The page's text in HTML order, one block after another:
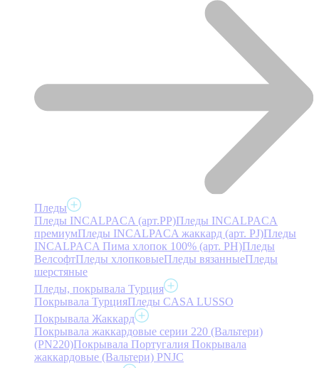
Пледы
Пледы INCALPACA (арт.PP)Пледы INCALPACA
премиумПледы INCALPACA жаккард (арт. PJ)Пледы
INCALPACA Пима хлопок 100% (арт. PH)Пледы
ВелсофтПледы хлопковыеПледы вязанныеПледы
шерстяные
Пледы, покрывала Турция
Покрывала ТурцияПледы CASA LUSSO
Покрывала Жаккард
Покрывала жаккардовые серии 220 (Вальтери)
(PN220)Покрывала Португалия Покрывала
жаккардовые (Вальтери) PNJC